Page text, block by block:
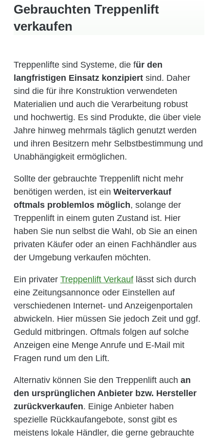
Gebrauchten Treppenlift
verkaufen
Treppenlifte sind Systeme, die für den
langfristigen Einsatz konzipiert sind. Daher
sind die für ihre Konstruktion verwendeten
Materialien und auch die Verarbeitung robust
und hochwertig. Es sind Produkte, die über viele
Jahre hinweg mehrmals täglich genutzt werden
und ihren Besitzern mehr Selbstbestimmung und
Unabhängigkeit ermöglichen.
Sollte der gebrauchte Treppenlift nicht mehr
benötigen werden, ist ein Weiterverkauf
oftmals problemlos möglich, solange der
Treppenlift in einem guten Zustand ist. Hier
haben Sie nun selbst die Wahl, ob Sie an einen
privaten Käufer oder an einen Fachhändler aus
der Umgebung verkaufen möchten.
Ein privater Treppenlift Verkauf lässt sich durch
eine Zeitungsannonce oder Einstellen auf
verschiedenen Internet- und Anzeigenportalen
abwickeln. Hier müssen Sie jedoch Zeit und ggf.
Geduld mitbringen. Oftmals folgen auf solche
Anzeigen eine Menge Anrufe und E-Mail mit
Fragen rund um den Lift.
Alternativ können Sie den Treppenlift auch an
den ursprünglichen Anbieter bzw. Hersteller
zurückverkaufen. Einige Anbieter haben
spezielle Rückkaufangebote, sonst gibt es
meistens lokale Händler, die gerne gebrauchte